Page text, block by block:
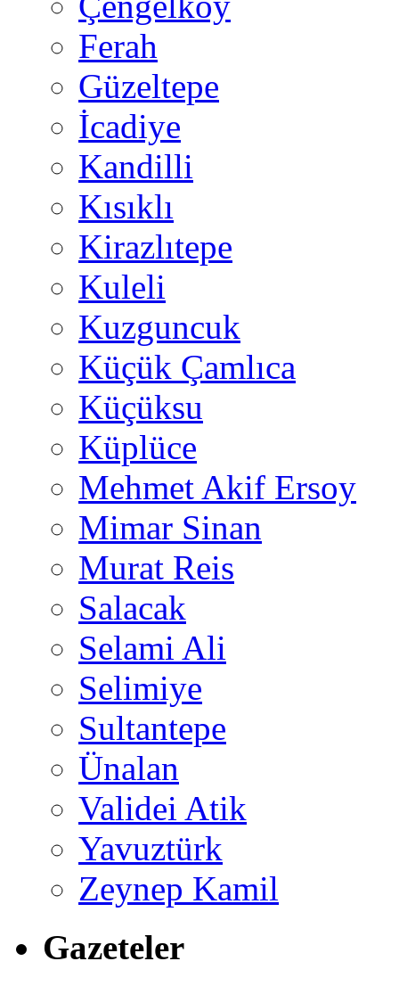
Ferah
Güzeltepe
İcadiye
Kandilli
Kısıklı
Kirazlıtepe
Kuleli
Kuzguncuk
Küçük Çamlıca
Küçüksu
Küplüce
Mehmet Akif Ersoy
Mimar Sinan
Murat Reis
Salacak
Selami Ali
Selimiye
Sultantepe
Ünalan
Validei Atik
Yavuztürk
Zeynep Kamil
Gazeteler